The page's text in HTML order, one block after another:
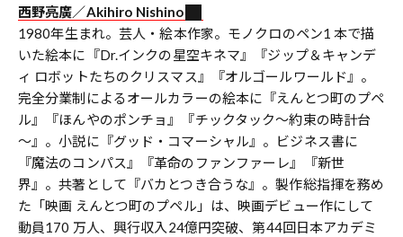
西野亮廣／Akihiro Nishino
1980年生まれ。芸人・絵本作家。モノクロのペン1 本で描
いた絵本に『Dr.インクの星空キネマ』『ジップ＆キャンデ
ィ ロボットたちのクリスマス』『オルゴールワールド』。
完全分業制によるオールカラーの絵本に『えんとつ町のプペ
ル』『ほんやのポンチョ』『チックタック～約束の時計台
～』。小説に『グッド・コマーシャル』。ビジネス書に
『魔法のコンパス』『革命のファンファーレ』『新世
界』。共著として『バカとつき合うな』。製作総指揮を務め
た「映画 えんとつ町のプペル」は、映画デビュー作にして
動員170 万人、興行収入24億円突破、第44回日本アカデミ